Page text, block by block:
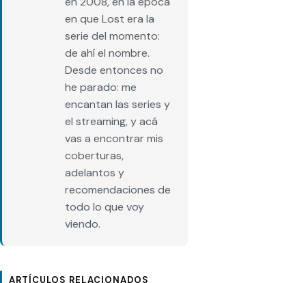
en que Lost era la
serie del momento:
de ahí el nombre.
Desde entonces no
he parado: me
encantan las series y
el streaming, y acá
vas a encontrar mis
coberturas,
adelantos y
recomendaciones de
todo lo que voy
viendo.
ARTÍCULOS RELACIONADOS